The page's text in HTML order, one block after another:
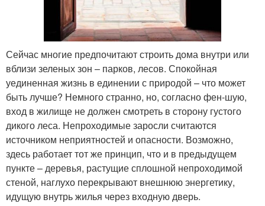
Сейчас многие предпочитают строить дома внутри или
вблизи зеленых зон – парков, лесов. Спокойная
уединенная жизнь в единении с природой – что может
быть лучше? Немного странно, но, согласно фен-шую,
вход в жилище не должен смотреть в сторону густого
дикого леса. Непроходимые заросли считаются
источником неприятностей и опасности. Возможно,
здесь работает тот же принцип, что и в предыдущем
пункте – деревья, растущие сплошной непроходимой
стеной, наглухо перекрывают внешнюю энергетику,
идущую внутрь жилья через входную дверь.